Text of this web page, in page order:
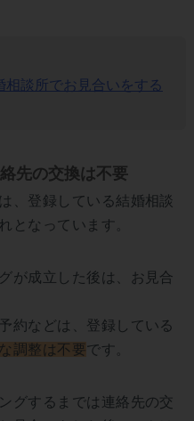
談所でお見合いをする
先の交換は不要
、登録している結婚相談
となっています。
が成立した後は、お見合
約などは、登録している
調整は不要 です。
グするまでは連絡先の交